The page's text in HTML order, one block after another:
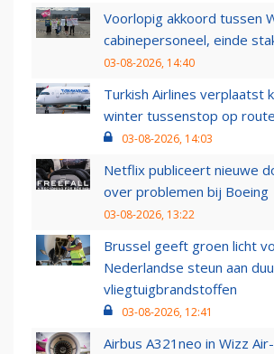
Voorlopig akkoord tussen
cabinepersoneel, einde
03-08-2026, 14:40
Turkish Airlines verplaatst
winter tussenstop op
03-08-2026, 14:03
Netflix publiceert nieuwe
over problemen bij Boeing
03-08-2026, 13:22
Brussel geeft groen licht
Nederlandse steun aan
vliegtuigbrandstoffen
03-08-2026, 12:41
Airbus A321neo in Wizz